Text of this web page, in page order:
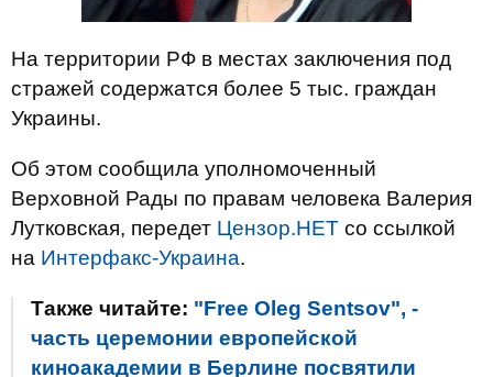
На территории РФ в местах заключения под
стражей содержатся более 5 тыс. граждан
Украины.
Об этом сообщила уполномоченный
Верховной Рады по правам человека Валерия
Лутковская, передет Цензор.НЕТ со ссылкой
на Интерфакс-Украина.
Также читайте: "Free Oleg Sentsov", -
часть церемонии европейской
киноакадемии в Берлине посвятили